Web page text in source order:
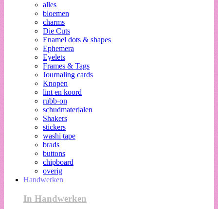
alles
bloemen
charms
Die Cuts
Enamel dots & shapes
Ephemera
Eyelets
Frames & Tags
Journaling cards
Knopen
lint en koord
rubb-on
schudmaterialen
Shakers
stickers
washi tape
brads
buttons
chipboard
overig
Handwerken
In Handwerken